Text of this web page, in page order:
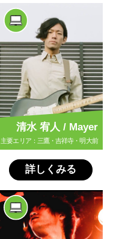
清水 宥人 / Mayer
主要エリア：三鷹・吉祥寺・明大前
詳しくみる